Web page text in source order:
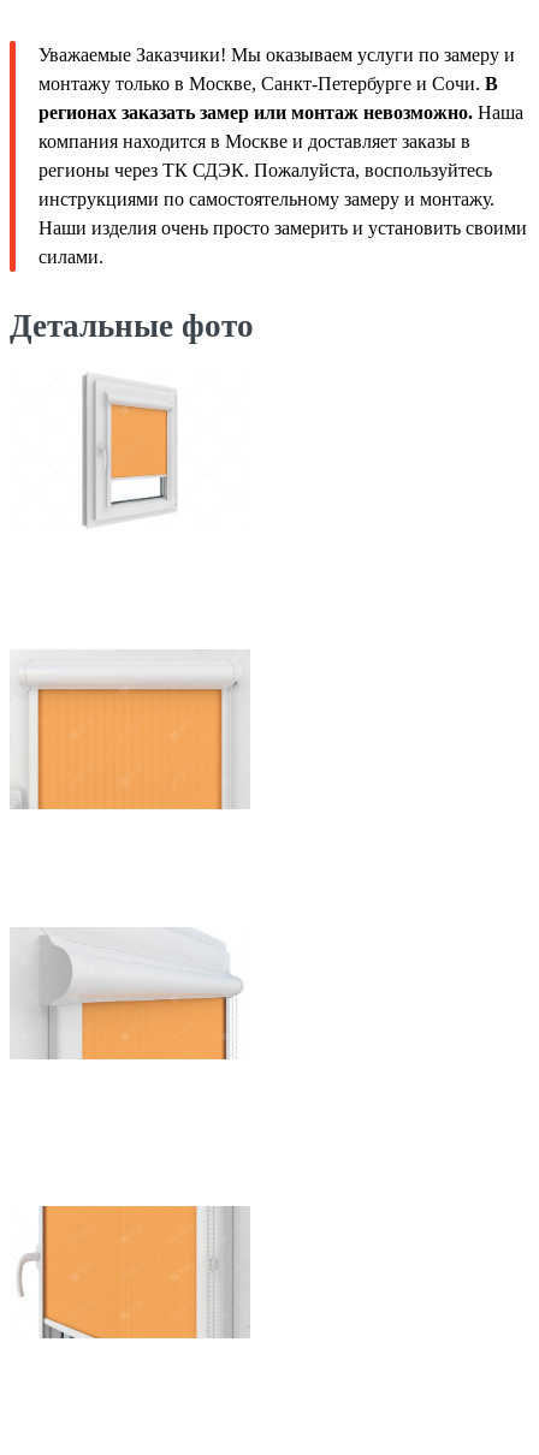
Уважаемые Заказчики! Мы оказываем услуги по замеру и
монтажу только в Москве, Санкт-Петербурге и Сочи. В
регионах заказать замер или монтаж невозможно. Наша
компания находится в Москве и доставляет заказы в
регионы через ТК СДЭК. Пожалуйста, воспользуйтесь
инструкциями по самостоятельному замеру и монтажу.
Наши изделия очень просто замерить и установить своими
силами.
Детальные фото